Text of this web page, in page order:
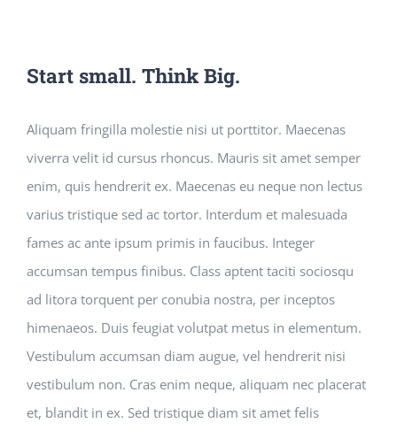
Start small. Think Big.
Aliquam fringilla molestie nisi ut porttitor. Maecenas
viverra velit id cursus rhoncus. Mauris sit amet semper
enim, quis hendrerit ex. Maecenas eu neque non lectus
varius tristique sed ac tortor. Interdum et malesuada
fames ac ante ipsum primis in faucibus. Integer
accumsan tempus finibus. Class aptent taciti sociosqu
ad litora torquent per conubia nostra, per inceptos
himenaeos. Duis feugiat volutpat metus in elementum.
Vestibulum accumsan diam augue, vel hendrerit nisi
vestibulum non. Cras enim neque, aliquam nec placerat
et, blandit in ex. Sed tristique diam sit amet felis